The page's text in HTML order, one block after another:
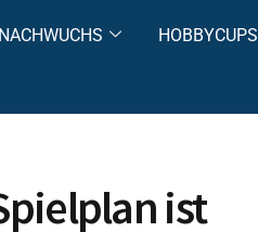
NACHWUCHS HOBBYCUPS
ist